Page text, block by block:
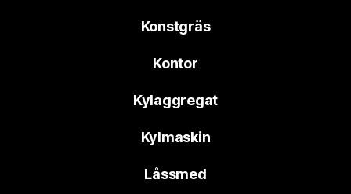
Konstgräs
Kontor
Kylaggregat
Kylmaskin
Låssmed